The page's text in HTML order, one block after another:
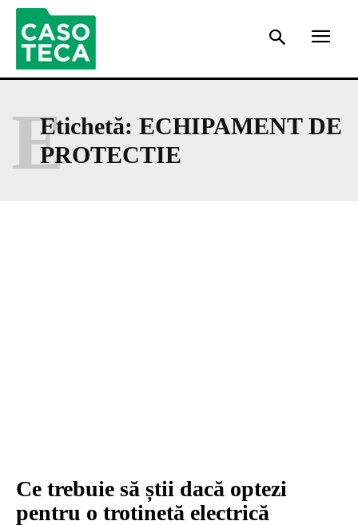
Etichetă: ECHIPAMENT DE
PROTECTIE
E
Ce trebuie să știi dacă optezi
pentru o trotinetă electrică